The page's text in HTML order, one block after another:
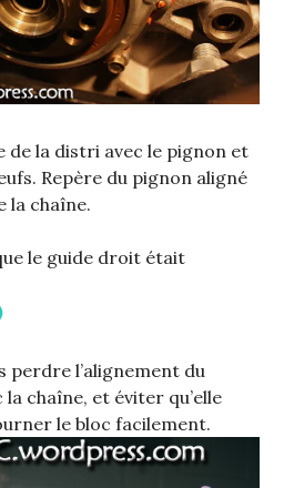
de la distri avec le pignon et
Repère du pignon aligné
la chaîne.
le guide droit était
perdre l’alignement du
chaîne, et éviter qu’elle
le bloc facilement.